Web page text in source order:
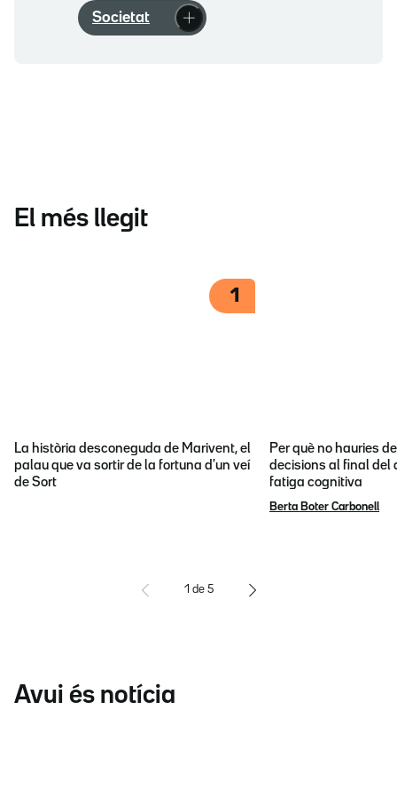
Societat
El més llegit
1
La història desconeguda de Marivent, el
palau que va sortir de la fortuna d'un veí
de Sort
Per què no hauries
decisions al final del
fatiga cognitiva
Berta Boter Carbonell
1 de 5
Avui és notícia